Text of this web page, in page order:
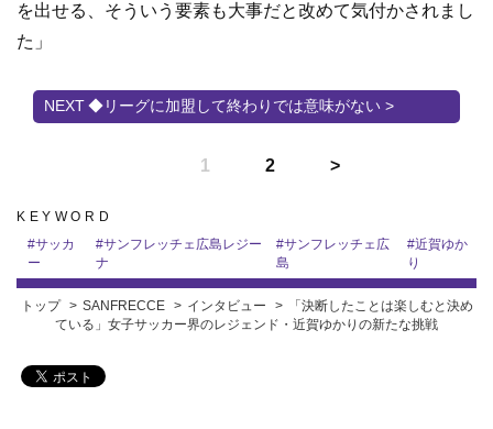
を出せる、そういう要素も大事だと改めて気付かされまし
た」
◆リーグに加盟して終わりでは意味がない >
1 2
KEYWORD
#サッカ
ー
#サンフレッチェ広島レジー
ナ
#サンフレッチェ広
島
#近賀ゆか
り
トップ SANFRECCE インタビュー
「決断したことは楽しむと決め
ている」女子サッカー界のレジェンド・近賀ゆかりの新たな挑戦